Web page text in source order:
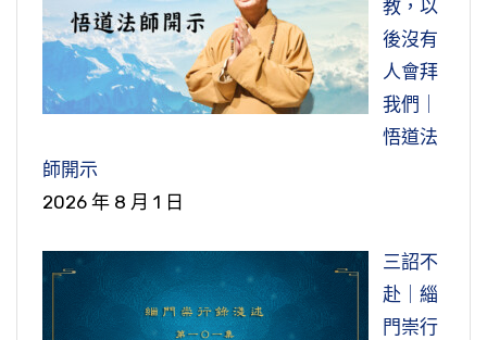
教，以
後沒有
人會拜
我們｜
悟道法
師開示
2026 年 8 月 1 日
三詔不
赴｜緇
門崇行